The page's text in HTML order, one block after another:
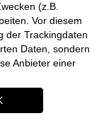
(z.B.
Vor diesem
der Trackingdaten
Daten, sondern
Anbieter einer
wenn Du
Button
Google Ireland